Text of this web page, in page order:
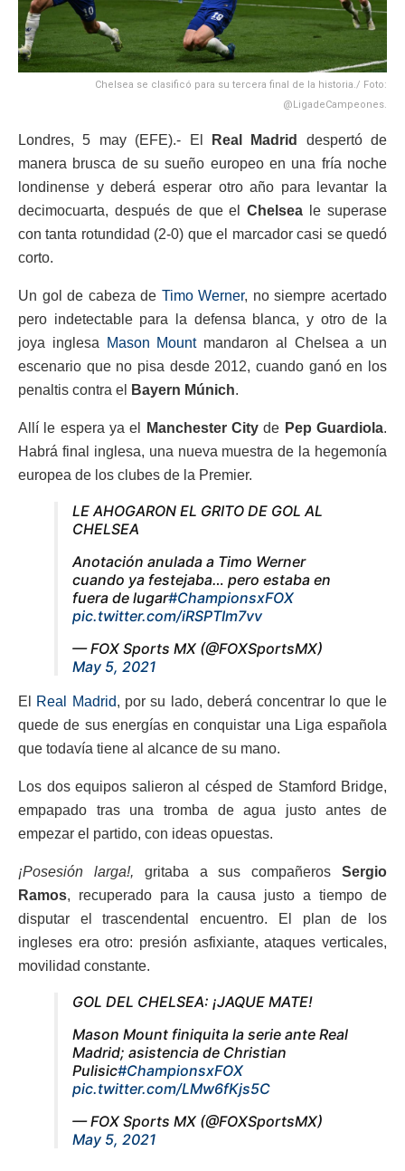
Chelsea se clasificó para su tercera final de la historia./ Foto:
@LigadeCampeones.
Londres, 5 may (EFE).- El Real Madrid
despertó de
manera brusca de su sueño europeo en una fría noche
londinense y deberá esperar otro año para levantar la
decimocuarta, después de que elChelsea le superase
con tanta rotundidad (2-0) que el marcador casi se quedó
corto.
Un gol de cabeza de Timo Werner, no siempre acertado
pero indetectable para la defensa blanca, y otro de la
joya inglesa
Mason Mountmandaron al Chelsea a un
escenario que no pisa desde 2012, cuando ganó en los
penaltis contra el
Bayern Múnich.
Allí le espera ya el Manchester City de Pep Guardiola.
Habrá final inglesa, una nueva muestra de la hegemonía
europea de los clubes de la Premier.
LE AHOGARON EL GRITO DE GOL AL
CHELSEA
Anotación anulada a Timo Werner
cuando ya festejaba… pero estaba en
fuera de lugar#ChampionsxFOX
pic.twitter.com/iRSPTIm7vv
— FOX Sports MX (@FOXSportsMX)
May 5, 2021
El Real Madrid, por su lado, deberá concentrar lo que le
quede de sus energías en conquistar una Liga española
que todavía tiene al alcance de su mano.
Los dos equipos salieron al césped de Stamford Bridge,
empapado tras una tromba de agua justo antes de
empezar el partido, con ideas opuestas.
¡Posesión larga!, gritaba a sus compañerosSergio
Ramos, recuperado para la causa justo a tiempo de
disputar el trascendental encuentro. El plan de los
ingleses era otro: presión asfixiante, ataques verticales,
movilidad constante.
GOL DEL CHELSEA: ¡JAQUE MATE!
Mason Mount finiquita la serie ante Real
Madrid; asistencia de Christian
Pulisic#ChampionsxFOX
pic.twitter.com/LMw6fKjs5C
— FOX Sports MX (@FOXSportsMX)
May 5, 2021